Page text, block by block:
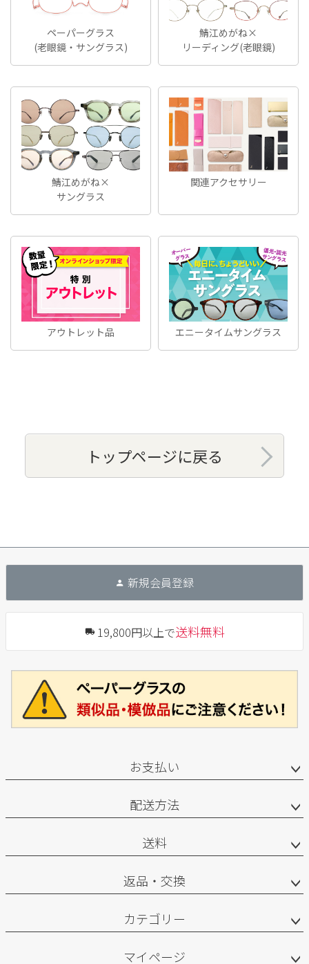
ペーパーグラス
(老眼鏡・サングラス)
鯖江めがね×
リーディング(老眼鏡)
鯖江めがね×
サングラス
関連アクセサリー
アウトレット品 エニータイムサングラス
トップページに戻る
新規会員登録
19,800円以上で送料無料
お支払い
配送方法
送料
返品・交換
カテゴリー
マイページ